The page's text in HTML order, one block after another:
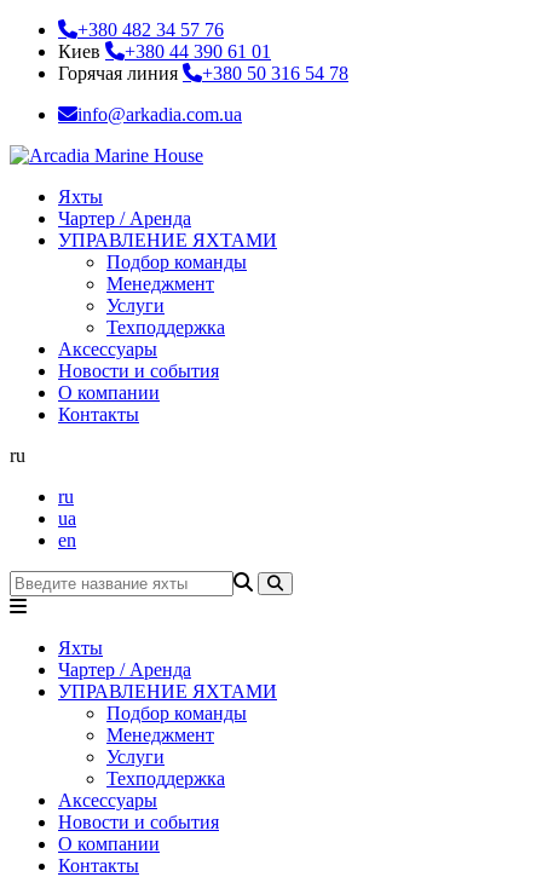
+380 482 34 57 76
Киев
+380 44 390 61 01
Горячая линия
+380 50 316 54 78
info@arkadia.com.ua
Яхты
Чартер / Аренда
УПРАВЛЕНИЕ ЯХТАМИ
Подбор команды
Менеджмент
Услуги
Техподдержка
Аксессуары
Новости и события
О компании
Контакты
ru
ru
ua
en
Яхты
Чартер / Аренда
УПРАВЛЕНИЕ ЯХТАМИ
Подбор команды
Менеджмент
Услуги
Техподдержка
Аксессуары
Новости и события
О компании
Контакты